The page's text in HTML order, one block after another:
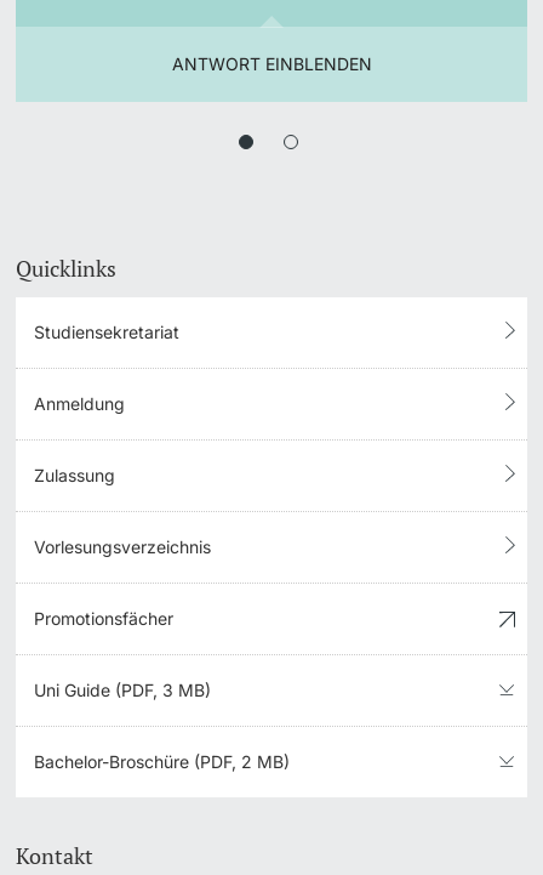
ANTWORT EINBLENDEN
Quicklinks
Studiensekretariat
Anmeldung
Zulassung
Vorlesungsverzeichnis
Promotionsfächer
Uni Guide (PDF, 3 MB)
Bachelor-Broschüre (PDF, 2 MB)
Kontakt